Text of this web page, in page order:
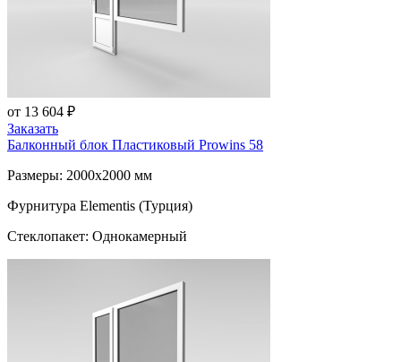
от 13 604 ₽
Заказать
Балконный блок Пластиковый Prowins 58
Размеры: 2000x2000 мм
Фурнитура Elementis (Турция)
Стеклопакет: Однокамерный